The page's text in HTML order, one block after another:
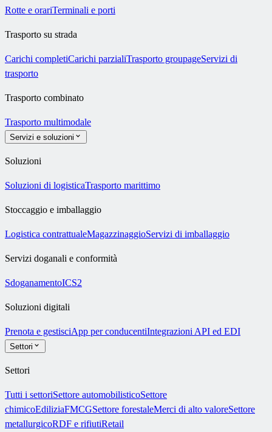
Rotte e orariTerminali e porti
Trasporto su strada
Carichi completiCarichi parzialiTrasporto groupageServizi di
trasporto
Trasporto combinato
Trasporto multimodale
Servizi e soluzioni
Soluzioni
Soluzioni di logisticaTrasporto marittimo
Stoccaggio e imballaggio
Logistica contrattualeMagazzinaggioServizi di imballaggio
Servizi doganali e conformità
SdoganamentoICS2
Soluzioni digitali
Prenota e gestisciApp per conducentiIntegrazioni API ed EDI
Settori
Settori
Tutti i settoriSettore automobilisticoSettore
chimicoEdiliziaFMCGSettore forestaleMerci di alto valoreSettore
metallurgicoRDF e rifiutiRetail